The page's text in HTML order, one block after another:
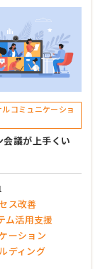
コミュニケーショ
会議が上手くい
ス改善
ム活用支援
ーション
ディング